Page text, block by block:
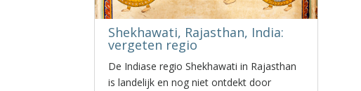
Shekhawati, Rajasthan, India:
vergeten regio
De Indiase regio Shekhawati in Rajasthan
is landelijk en nog niet ontdekt door